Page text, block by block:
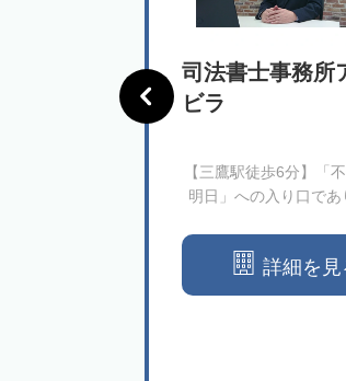
ットワーク 成
駅前事務所
司法書士事務所
ビラ
【三鷹駅徒歩6分】「
明日」への入り口であ
詳細を見